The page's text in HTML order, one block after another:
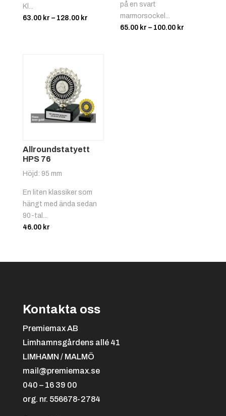
Svart/röd
Kl...
63.00 kr – 128.00 krPrisintervall:
på en svart
marmorsockel...
65.00 kr – 100.00 kr
Allroundstatyett
HPS 76
Höjd: 95 mm
En liten klassiker som
hängt med ända sedan
90-tal...
46.00 kr
Kontakta oss
Premiemax AB
Limhamnsgårdens allé 41
LIMHAMN / MALMÖ
mail@premiemax.se
040 – 16 39 00
org. nr. 556678-2784